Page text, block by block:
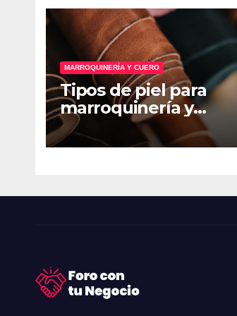
MARROQUINERÍA Y CUERO
Tipos de piel para
marroquinería y
cómo pedir
muestras